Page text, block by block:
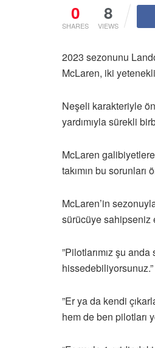
0
SHARES
8
VIEWS
2023 sezonunu
McLaren, iki
Neşeli karakteriyle
yardımıyla sürekli
McLaren
takımın bu
McLaren’in
sürücüye sahipseniz
”Pilotlarımız şu
hissedebiliyorsunuz.”
”Er ya da kendi
hem de ben pilotları